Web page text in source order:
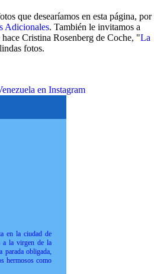
que desearíamos en esta página, por
Adicionales. También le invitamos a
Cristina Rosenberg de Coche, "La
fotos.
en Instagram
en la ciudad de
a la virgen de la
parada obligada,
hermosos como